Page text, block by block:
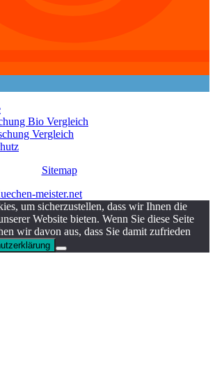
Bio Vergleich
Vergleich
Sitemap
meister.net
um sicherzustellen, dass wir Ihnen die
Website bieten. Wenn Sie diese Seite
wir davon aus, dass Sie damit zufrieden